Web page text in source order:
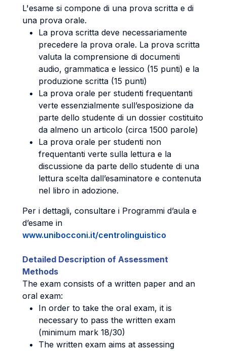
L'esame si compone di una prova scritta e di
una prova orale.
La prova scritta deve necessariamente
precedere la prova orale. La prova scritta
valuta la comprensione di documenti
audio, grammatica e lessico (15 punti) e la
produzione scritta (15 punti)
La prova orale per studenti frequentanti
verte essenzialmente sull’esposizione da
parte dello studente di un dossier costituito
da almeno un articolo (circa 1500 parole)
La prova orale per studenti non
frequentanti verte sulla lettura e la
discussione da parte dello studente di una
lettura scelta dall’esaminatore e contenuta
nel libro in adozione.
Per i dettagli, consultare i Programmi d’aula e
d’esame in
www.unibocconi.it/centrolinguistico
Detailed Description of Assessment
Methods
The exam consists of a written paper and an
oral exam:
In order to take the oral exam, it is
necessary to pass the written exam
(minimum mark 18/30)
The written exam aims at assessing